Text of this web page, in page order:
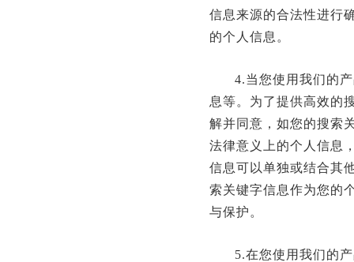
信息来源的合法性进行
的个人信息。
4.当您使用我们的
息等。为了提供高效的
解并同意，如您的搜索
法律意义上的个人信息
信息可以单独或结合其
索关键字信息作为您的
与保护。
5.在您使用我们的